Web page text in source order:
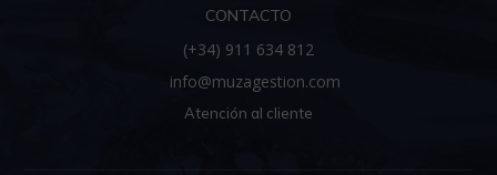
CONTACTO
(+34) 911 634 812
info@muzagestion.com
Atención al cliente